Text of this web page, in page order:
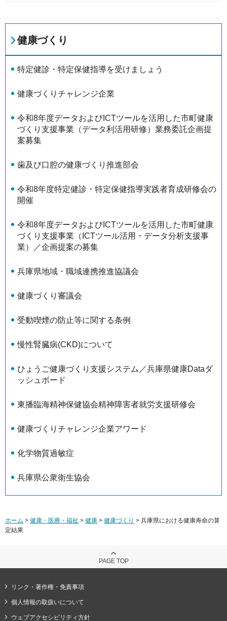
健康づくり
特定健診・特定保健指導を受けましょう
健康づくりチャレンジ企業
令和8年度データおよびICTツールを活用した市町健康
づくり支援事業（データ利活用研修）業務委託企画提
案募集
歯及び口腔の健康づくり推進部会
令和8年度特定健診・特定保健指導実践者育成研修会の
開催
令和8年度データおよびICTツールを活用した市町健康
づくり支援事業（ICTツール活用・データ分析支援事
業）／企画提案の募集
兵庫県地域・職域連携推進協議会
健康づくり審議会
受動喫煙の防止等に関する条例
慢性腎臓病(CKD)について
ひょうご健康づくり支援システム／兵庫県健康Dataダ
ッシュボード
東播臨海精神保健協会精神障害者就労支援研修会
健康づくりチャレンジ企業アワード
化学物質過敏症
兵庫県公衆衛生協会
ホーム > 健康・医療・福祉 > 健康 > 健康づくり > 兵庫県における健康寿命の算
定結果
PAGE TOP
リンク・著作権・免責事項
個人情報の取扱いについて
ウェブアクセシビリティ方針